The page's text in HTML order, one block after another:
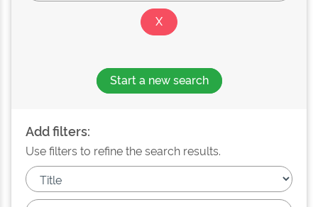
Start a new search
Add filters:
Use filters to refine the search results.